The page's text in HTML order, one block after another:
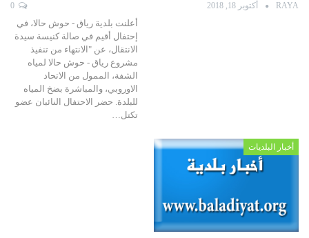
RAYA أكتوبر 18, 2018
أعلنت بلدية رياق - حوش حالا، في
إحتفال أقيم في صالة كنيسة سيدة
الانتقال، عن "الانتهاء من تنفيذ
مشروع رياق - حوش حالا لمياه
الشفة، الممول من الاتحاد
الاوروبي، والمباشرة بضخ المياه
للبلدة. حضر الاحتفال النائبان عضو
تكتل…
أخبار البلديات